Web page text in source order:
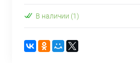
В наличии (1)